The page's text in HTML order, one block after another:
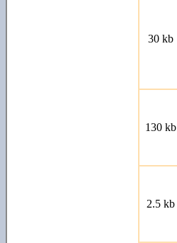
30 kb
130 kb
2.5 kb